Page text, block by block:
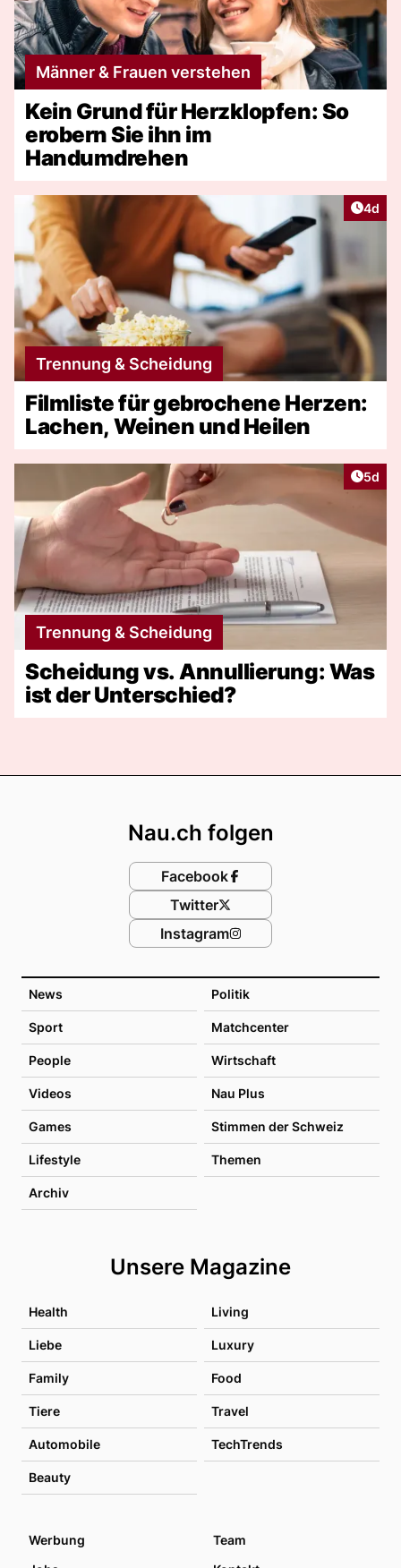
Männer & Frauen verstehen
Kein Grund für Herzklopfen: So
erobern Sie ihn im
Handumdrehen
4d
Trennung & Scheidung
Filmliste für gebrochene Herzen:
Lachen, Weinen und Heilen
5d
Trennung & Scheidung
Scheidung vs. Annullierung: Was
ist der Unterschied?
News Politik
Sport Matchcenter
People Wirtschaft
Videos Nau Plus
Games Stimmen der Schweiz
Lifestyle Themen
Archiv
Unsere Magazine
Health Living
Liebe Luxury
Family Food
Tiere Travel
Automobile TechTrends
Beauty
Nau.ch folgen
Facebook
Twitter
Instagram
Werbung
Team